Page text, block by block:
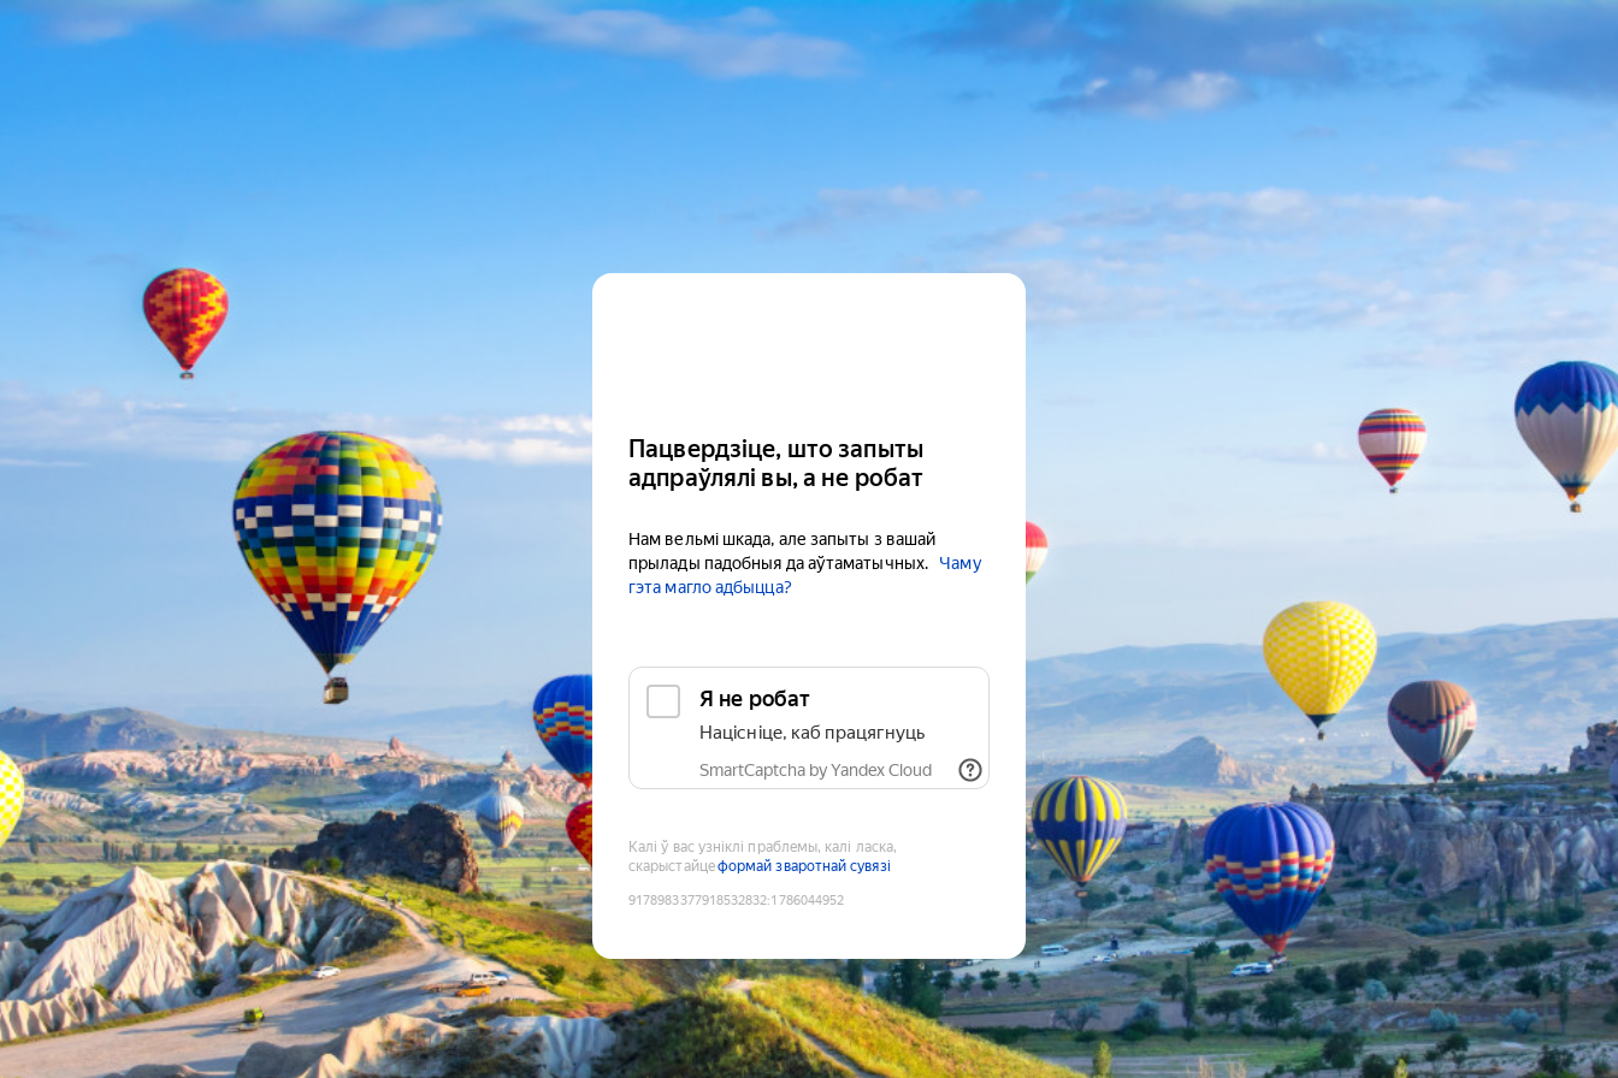
Пацвердзіце, што запыты
адпраўлялі вы, а не робат
Нам вельмі шкада, але запыты з вашай
прылады падобныя да аўтаматычных.
Чаму
гэта магло адбыцца?
Я не робат
Націсніце, каб працягнуць
SmartCaptcha by Yandex Cloud
Калі ў вас узніклі праблемы, калі ласка,
скарыстайцеформай зваротнай сувязі
9178983377918532832:1786044952